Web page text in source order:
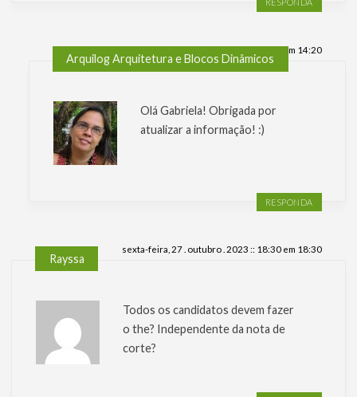
RESPONDA
sexta-feira, 19 . novembro . 2021 :: 14:20 em 14:20
Arquilog Arquitetura e Blocos Dinâmicos
Olá Gabriela! Obrigada por
atualizar a informação! :)
RESPONDA
sexta-feira, 27 . outubro . 2023 :: 18:30 em 18:30
Rayssa
Todos os candidatos devem fazer
o the? Independente da nota de
corte?